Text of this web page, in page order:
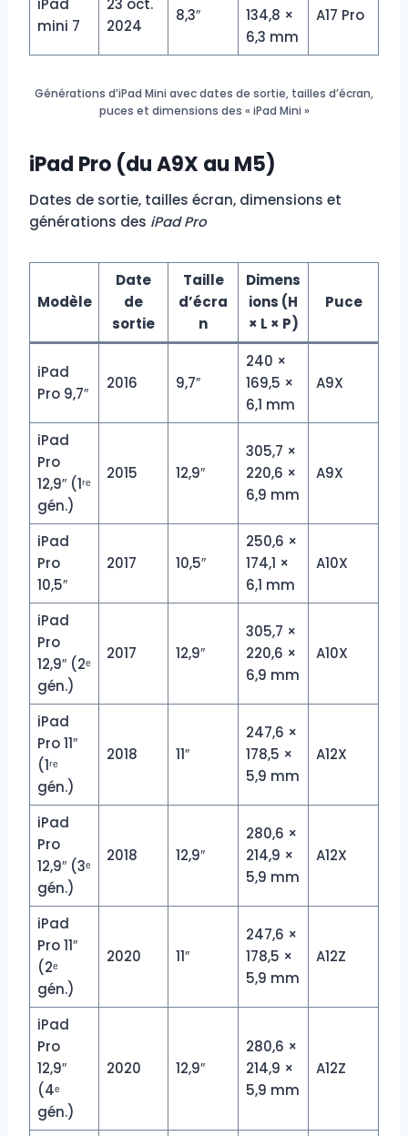
iPad
mini 7
23 oct.
2024
8,3″
134,8 ×
6,3 mm
A17 Pro
Générations d’iPad Mini avec dates de sortie, tailles d’écran,
puces et dimensions des « iPad Mini »
iPad Pro (du A9X au M5)
Dates de sortie, tailles écran, dimensions et
générations des iPad Pro
Modèle
Date
de
sortie
Taille
d’écra
n
Dimens
ions (H
× L × P)
Puce
iPad
Pro 9,7″
2016 9,7″
240 ×
169,5 ×
6,1 mm
A9X
iPad
Pro
12,9″ (1ʳᵉ
gén.)
2015 12,9″
305,7 ×
220,6 ×
6,9 mm
A9X
iPad
Pro
10,5″
2017 10,5″
250,6 ×
174,1 ×
6,1 mm
A10X
iPad
Pro
12,9″ (2ᵉ
gén.)
2017 12,9″
305,7 ×
220,6 ×
6,9 mm
A10X
iPad
Pro 11″
(1ʳᵉ
gén.)
2018 11″
247,6 ×
178,5 ×
5,9 mm
A12X
iPad
Pro
12,9″ (3ᵉ
gén.)
2018 12,9″
280,6 ×
214,9 ×
5,9 mm
A12X
iPad
Pro 11″
(2ᵉ
gén.)
2020 11″
247,6 ×
178,5 ×
5,9 mm
A12Z
iPad
Pro
12,9″
(4ᵉ
gén.)
2020 12,9″
280,6 ×
214,9 ×
5,9 mm
A12Z